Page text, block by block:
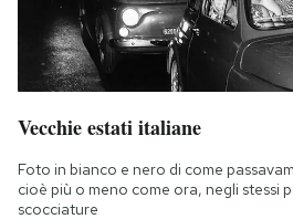
Vecchie estati italiane
Foto in bianco e nero di come
cioè più o meno come ora, negli stessi
scocciature